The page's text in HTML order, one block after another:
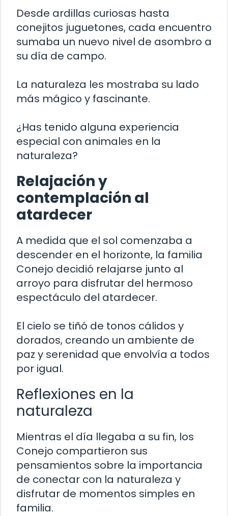
Desde ardillas curiosas hasta
conejitos juguetones, cada encuentro
sumaba un nuevo nivel de asombro a
su día de campo.
La naturaleza les mostraba su lado
más mágico y fascinante.
¿Has tenido alguna experiencia
especial con animales en la
naturaleza?
Relajación y
contemplación al
atardecer
A medida que el sol comenzaba a
descender en el horizonte, la familia
Conejo decidió relajarse junto al
arroyo para disfrutar del hermoso
espectáculo del atardecer.
El cielo se tiñó de tonos cálidos y
dorados, creando un ambiente de
paz y serenidad que envolvía a todos
por igual.
Reflexiones en la
naturaleza
Mientras el día llegaba a su fin, los
Conejo compartieron sus
pensamientos sobre la importancia
de conectar con la naturaleza y
disfrutar de momentos simples en
familia.